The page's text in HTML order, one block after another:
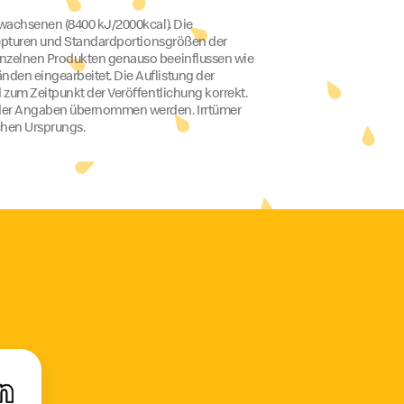
(8400 kJ/2000kcal). Die
und Standardportionsgrößen der
Produkten genauso beeinflussen wie
eingearbeitet. Die Auflistung der
Zeitpunkt der Veröffentlichung korrekt.
Angaben übernommen werden. Irrtümer
Ursprungs.